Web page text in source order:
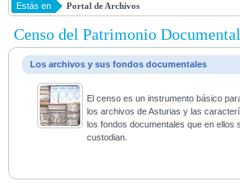
Estás en Portal de Archivos
Censo del Patrimonio Documental
Los archivos y sus fondos documentales
El censo es un instrumento básico
los archivos de Asturias y las
los fondos documentales que en ellos
custodian.